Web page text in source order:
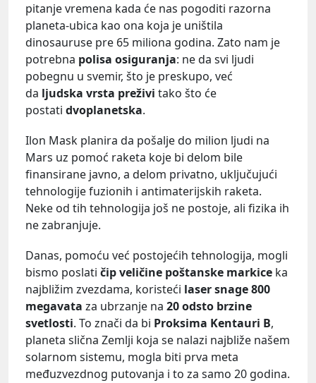
pitanje vremena kada će nas pogoditi razorna
planeta-ubica kao ona koja je uništila
dinosauruse pre 65 miliona godina. Zato nam je
potrebna polisa osiguranja: ne da svi ljudi
pobegnu u svemir, što je preskupo, već
da ljudska vrsta preživi tako što će
postati dvoplanetska.
Ilon Mask planira da pošalje do milion ljudi na
Mars uz pomoć raketa koje bi delom bile
finansirane javno, a delom privatno, uključujući
tehnologije fuzionih i antimaterijskih raketa.
Neke od tih tehnologija još ne postoje, ali fizika ih
ne zabranjuje.
Danas, pomoću već postojećih tehnologija, mogli
bismo poslati čip veličine poštanske markice ka
najbližim zvezdama, koristeći laser snage 800
megavata za ubrzanje na 20 odsto brzine
svetlosti. To znači da bi Proksima Kentauri B,
planeta slična Zemlji koja se nalazi najbliže našem
solarnom sistemu, mogla biti prva meta
međuzvezdnog putovanja i to za samo 20 godina.